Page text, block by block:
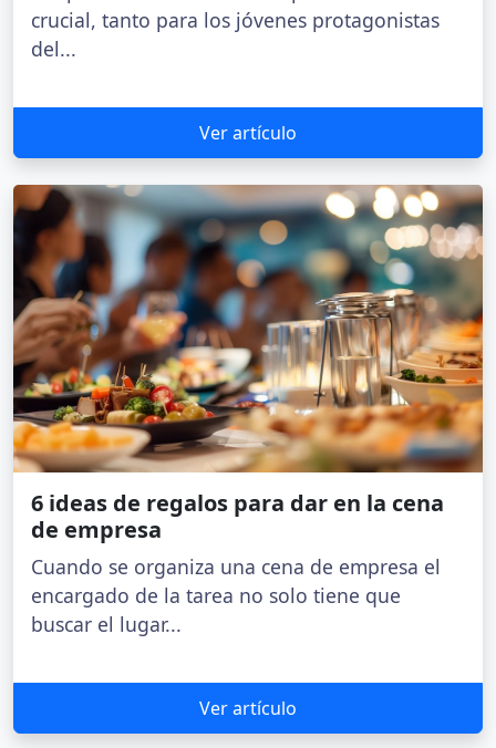
crucial, tanto para los jóvenes protagonistas
del...
Ver artículo
6 ideas de regalos para dar en la cena
de empresa
Cuando se organiza una cena de empresa el
encargado de la tarea no solo tiene que
buscar el lugar...
Ver artículo